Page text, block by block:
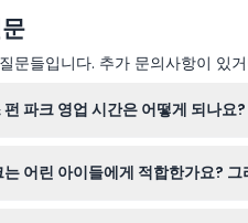
문들입니다. 추가 문의사항이 있
파크 영업 시간은 어떻게 되나요?
어린 아이들에게 적합한가요?